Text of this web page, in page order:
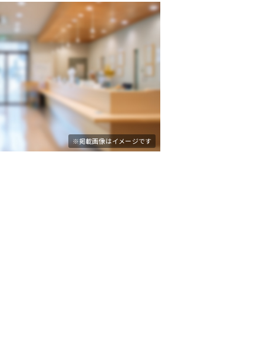
※掲載画像はイメージです